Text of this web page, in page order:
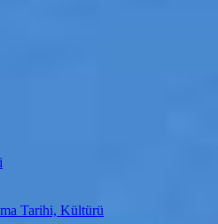
Tarihi, Kültürü